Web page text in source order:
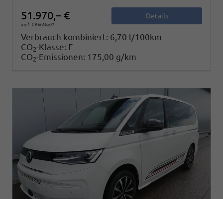
51.970,– €
incl. 19% MwSt.
Details
Verbrauch kombiniert: 6,70 l/100km
CO2-Klasse: F
CO2-Emissionen: 175,00 g/km